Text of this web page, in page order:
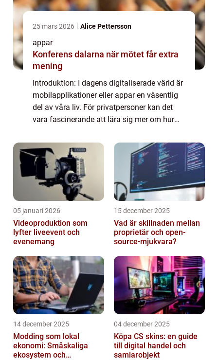
25 mars 2026 Alice Pettersson
appar
Konferens dalarna när mötet får extra
mening
Introduktion: I dagens digitaliserade värld är
mobilapplikationer eller appar en väsentlig
del av våra liv. För privatpersoner kan det
vara fascinerande att lära sig mer om hur
kan ge erbjuda. I denna artike...
05 januari 2026
Videoproduktion som
lyfter liveevent och
evenemang
15 december 2025
Vad är skillnaden mellan
proprietär och open-
source-mjukvara?
14 december 2025
Modding som lokal
ekonomi: Småskaliga
ekosystem och
04 december 2025
Köpa CS skins: en guide
till digital handel och
samlarobjekt